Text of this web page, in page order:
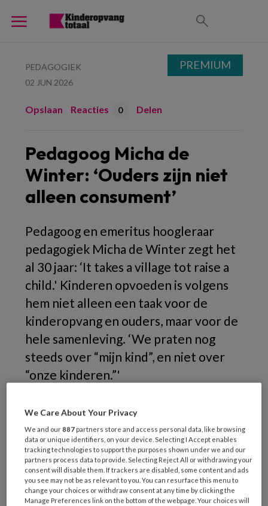
PEDAGOGIEK
02 JUN 2026
Opslaan Reacties 0 Delen
Pedagoog Micha de
Winter: ‘Ouders zijn niet
alleen consument’
Pedagoog en emeritus hoogleraar
pedagogiek Micha de Winter zegt het
al 30 jaar: ‘It takes a village tot raise a
child.' Kinderen opvoeden is volgens
hem niet alleen een taak voor de
kinderopvang en ouders, maar voor de
hele samenleving. ‘We praten nog
steeds over “mijn kind”, en niet over
“onze kinderen.”'
PREMIUM
We Care About Your Privacy
We and our887 partners store and access personal data, like browsing
data or unique identifiers, on your device. Selecting I Accept enables
tracking technologies to support the purposes shown under we and our
partners process data to provide. Selecting Reject All or withdrawing your
consent will disable them. If trackers are disabled, some content and ads
you see may not be as relevant to you. You can resurface this menu to
change your choices or withdraw consent at any time by clicking the
Manage Preferences link on the bottom of the webpage. Your choices will